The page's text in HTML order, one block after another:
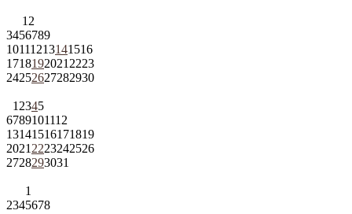
1 2
3456789
10111213141516
1718192021 2223
24252627282930
1 2345
6789101112
13141516171819
2021 2223242526
2728293031
1
2345678